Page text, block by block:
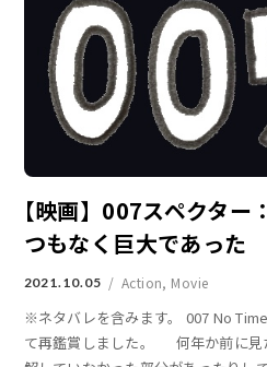
【映画】007スペクター
つもなく巨大であった
2021.10.05 Action, Movie
※ネタバレを含みます。 007 No
て再鑑賞しました。 何年か前に見